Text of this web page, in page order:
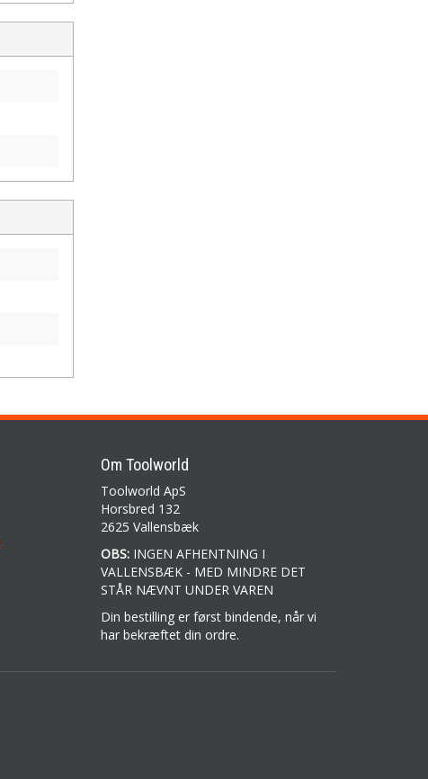
Om Toolworld
Toolworld ApS
Horsbred 132
2625 Vallensbæk
OBS:INGEN AFHENTNING I
VALLENSBÆK - MED MINDRE DET
STÅR NÆVNT UNDER VAREN
Din bestilling er først bindende, når vi
har bekræftet din ordre.